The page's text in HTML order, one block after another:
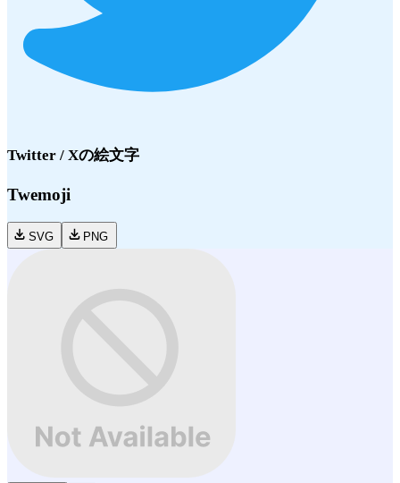
Twitter / Xの絵文字
Twemoji
SVG PNG